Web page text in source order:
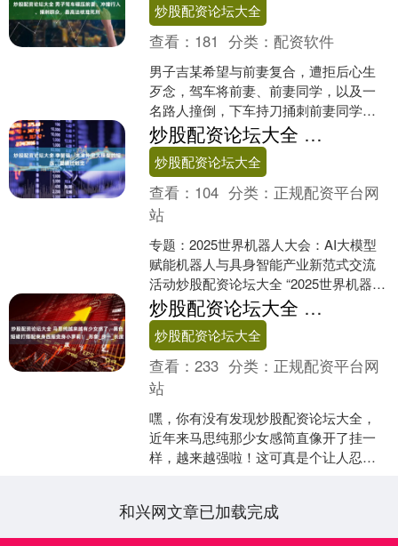
炒股配资论坛大全
查看： 181 分类：配资软件
男子吉某希望与前妻复合，遭拒后心生
歹念，驾车将前妻、前妻同学，以及一
名路人撞倒，下车持刀捅刺前妻同学、
割划前妻脚部后，又驾车反复碾压前
妻。逃离过程中，吉某驾车冲....
炒股配资论坛大全 李智强：未来补足大模型的短板，要通过触觉
炒股配资论坛大全
查看： 104 分类： 正规配资平台网
站
专题：2025世界机器人大会：AI大模型
赋能机器人与具身智能产业新范式交流
活动炒股配资论坛大全 “2025世界机器人
大会”于8月8日至12日在北京经济技术开
发区....
炒股配资论坛大全 马思纯越来越有少女感了，黑色短裙打搭配束身西服变身小萝莉！_形象_步一_长度
炒股配资论坛大全
查看：233 分类： 正规配资平台网
站
嘿，你有没有发现炒股配资论坛大全，
近年来马思纯那少女感简直像开了挂一
样，越来越强啦！这可真是个让人忍不
和兴网文章已加载完成